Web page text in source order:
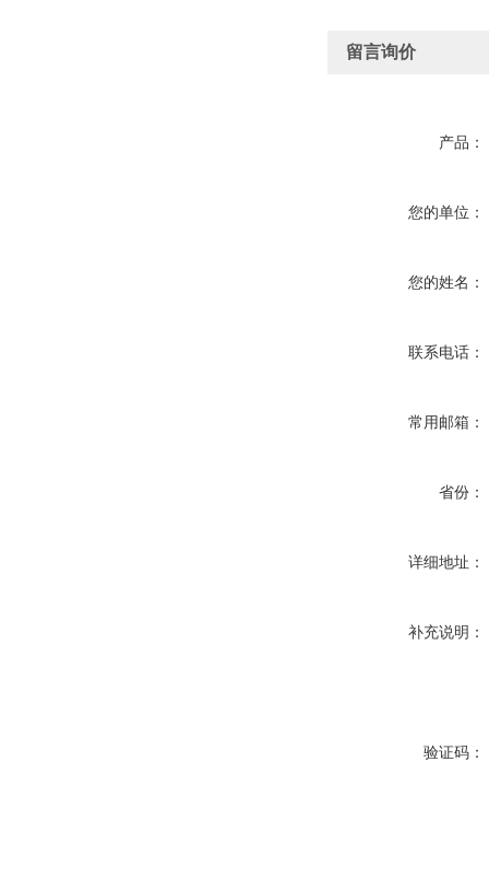
留言询价
产品：
您的单位：
您的姓名：
联系电话：
常用邮箱：
省份：
详细地址：
补充说明：
验证码：